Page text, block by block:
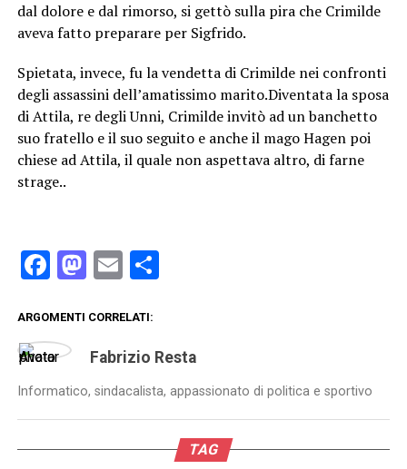
dal dolore e dal rimorso, si gettò sulla pira che Crimilde
aveva fatto preparare per Sigfrido.
Spietata, invece, fu la vendetta di Crimilde nei confronti
degli assassini dell’amatissimo marito.Diventata la sposa
di Attila, re degli Unni, Crimilde invitò ad un banchetto
suo fratello e il suo seguito e anche il mago Hagen poi
chiese ad Attila, il quale non aspettava altro, di farne
strage..
Facebook
Mastodon
EmailCondividi
ARGOMENTI CORRELATI:
Fabrizio Resta
Informatico, sindacalista, appassionato di politica e sportivo
TAG